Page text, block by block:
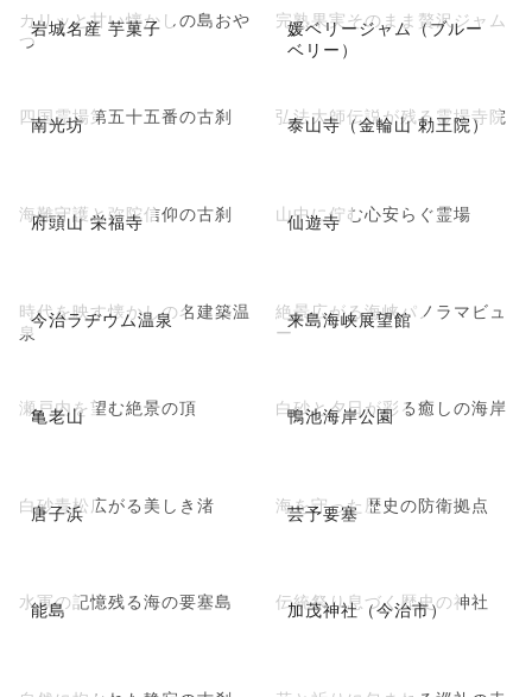
岩城名産 芋菓子
カリッと甘い懐かしの島おや
つ
媛ベリージャム（ブルー
ベリー）
完熟果実そのまま贅沢ジャム
南光坊
四国霊場第五十五番の古刹 泰山寺（金輪山 勅王院）
弘法大師伝説が残る霊場寺院
府頭山 栄福寺
海難守護と弥陀信仰の古刹 仙遊寺
山中に佇む心安らぐ霊場
今治ラヂウム温泉
時代を映す懐かしの名建築温
泉
来島海峡展望館
絶景広がる海峡パノラマビュ
ー
亀老山
瀬戸内を望む絶景の頂 鴨池海岸公園
白砂と夕日が彩る癒しの海岸
唐子浜
白砂青松広がる美しき渚 芸予要塞
海を守った歴史の防衛拠点
能島
水軍の記憶残る海の要塞島 加茂神社（今治市）
伝統祭り息づく歴史の神社